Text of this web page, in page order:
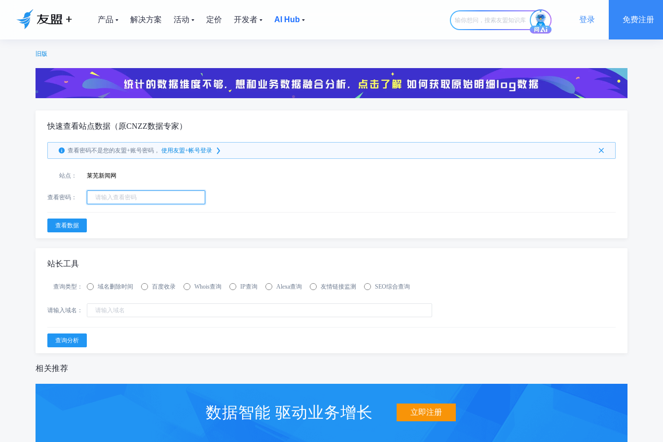
产品 解决方案 活动 定价 开发者 AI Hub 登录 免费注册
旧版
快速查看站点数据（原CNZZ数据专家）
查看密码不是您的友盟+账号密码， 使用友盟+帐号登录
站点： 莱芜新闻网
查看密码：
站长工具
查询类型： 域名删除时间 百度收录 Whois查询 IP查询 Alexa查询 友情链接监测 SEO综合查询
请输入域名：
相关推荐
数据智能 驱动业务增长 立即注册